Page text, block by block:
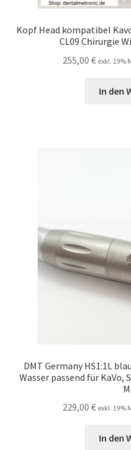
Kopf Head kompatibel
CL09 Chirurgie
255,00 € exkl. 19%
In den
DMT Germany HS1:1L
Wasser passend für KaVo,
229,00 € exkl. 19%
In den